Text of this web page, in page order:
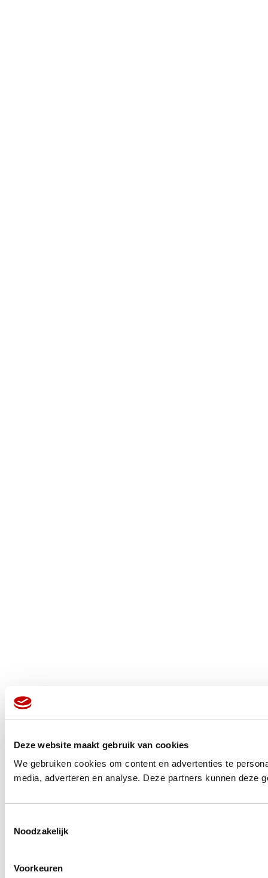
Deze website maakt gebruik van cookies
We gebruiken cookies om content en advertenties te
media, adverteren en analyse. Deze partners kunnen deze
Noodzakelijk
Voorkeuren